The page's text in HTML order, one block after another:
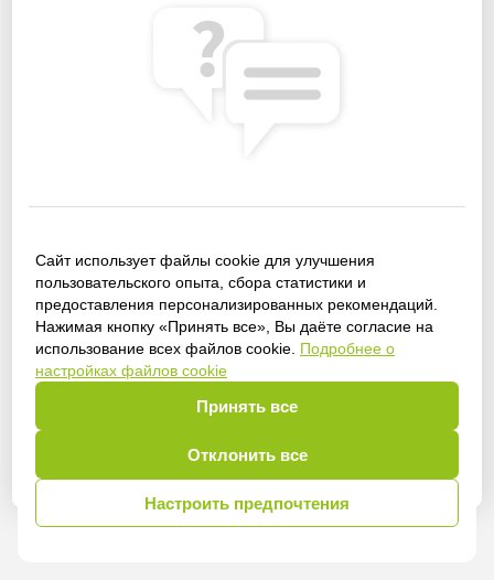
Сайт использует файлы cookie для улучшения
пользовательского опыта, сбора статистики и
предоставления персонализированных рекомендаций.
Нажимая кнопку «Принять все», Вы даёте согласие на
использование всех файлов cookie. Подробнее о
настройках файлов cookie
Принять все
Отклонить все
Настроить предпочтения
Получить доступ
Войти